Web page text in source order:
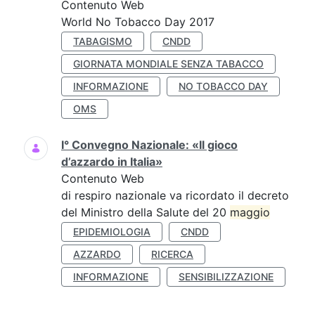
Contenuto Web
World No Tobacco Day 2017
TABAGISMO
CNDD
GIORNATA MONDIALE SENZA TABACCO
INFORMAZIONE
NO TOBACCO DAY
OMS
I° Convegno Nazionale: «Il gioco
d’azzardo in Italia»
Contenuto Web
di respiro nazionale va ricordato il decreto
del Ministro della Salute del 20 maggio
EPIDEMIOLOGIA
CNDD
AZZARDO
RICERCA
INFORMAZIONE
SENSIBILIZZAZIONE